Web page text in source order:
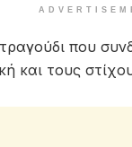
που
και τους